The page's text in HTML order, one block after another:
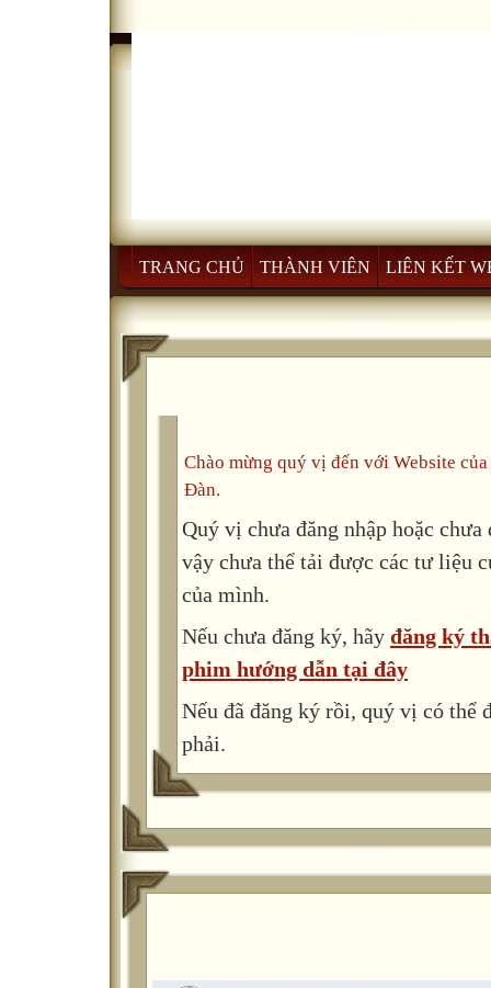
TRANG CHỦ THÀNH VIÊN LIÊN KẾT
Chào mừng quý vị đến với Website
Đàn.
Quý vị chưa đăng nhập hoặc
vậy chưa thể tải được các tư liệu
của mình.
Nếu chưa đăng ký, hãy đăng ký
phim hướng dẫn tại đây
Nếu đã đăng ký rồi, quý vị có thể
phải.